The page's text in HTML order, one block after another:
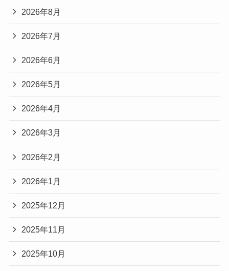
2026年8月
2026年7月
2026年6月
2026年5月
2026年4月
2026年3月
2026年2月
2026年1月
2025年12月
2025年11月
2025年10月